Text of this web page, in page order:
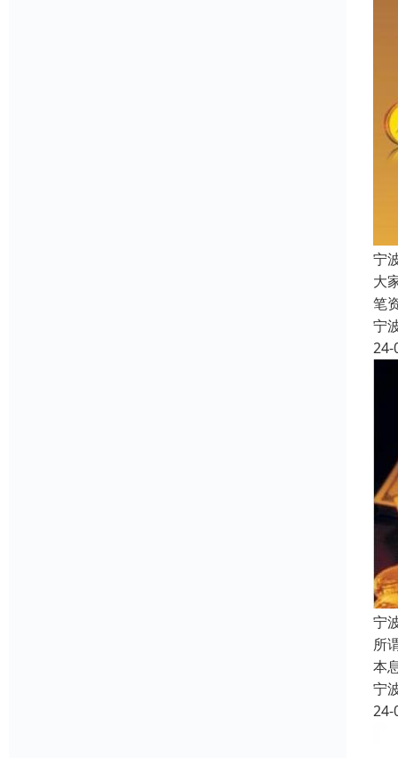
宁
大
笔
宁
24-
宁
所
本
宁
24-